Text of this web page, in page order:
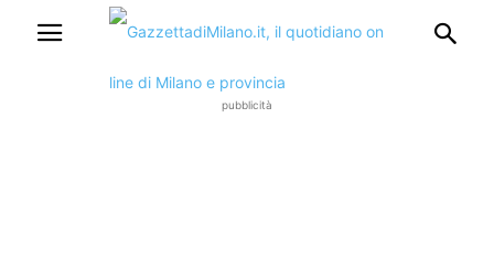
pubblicità